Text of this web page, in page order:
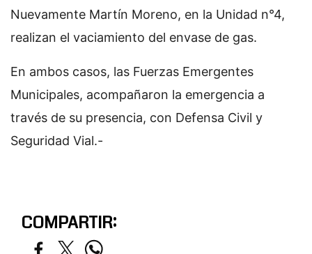
Nuevamente Martín Moreno, en la Unidad n°4,
realizan el vaciamiento del envase de gas.
En ambos casos, las Fuerzas Emergentes
Municipales, acompañaron la emergencia a
través de su presencia, con Defensa Civil y
Seguridad Vial.-
COMPARTIR: